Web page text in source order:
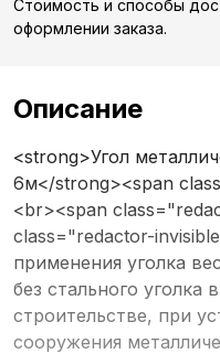
Стоимость и способы
оформлении заказа.
Описание
<strong>Угол
6м</strong><span
<br><span
class="redactor-
применения уголка
без стального уголка
строительстве, при
сооружения